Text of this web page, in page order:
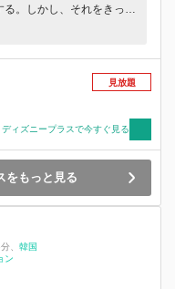
。しかし、それをきっか
孤立したドンウは、田舎
な江南地区で立て続けに起
明事件、そしてドンウの友
ったとき、カン・ドンウは
踏み入れるー。 『江南Bサ
ス スターで11月6日（水）
見放題
ディズニープラスで今すぐ見る
をもっと見る
韓国
ン